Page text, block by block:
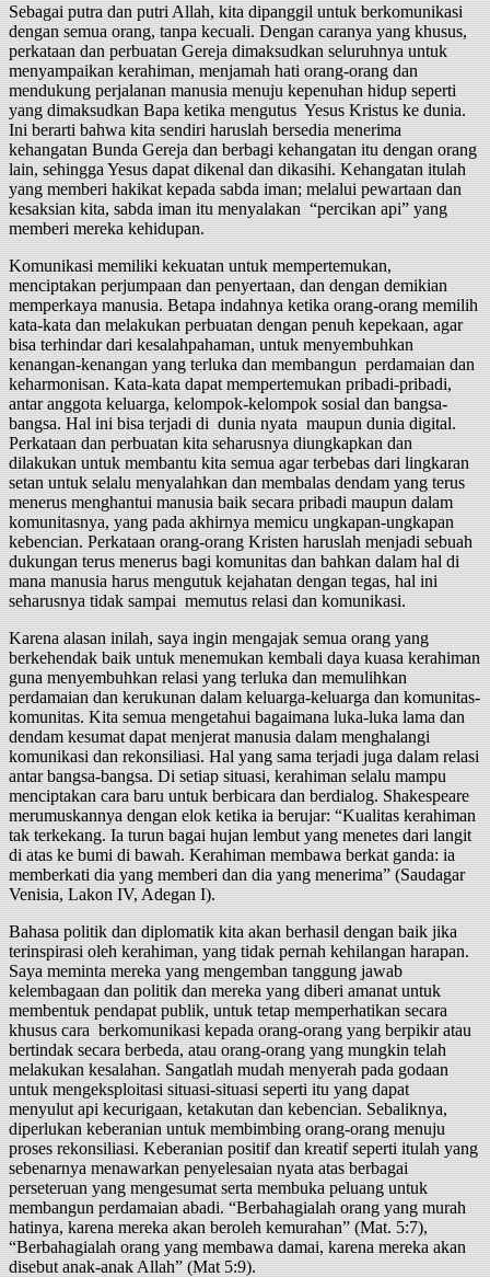
Sebagai putra dan putri Allah, kita dipanggil untuk berkomunikasi
dengan semua orang, tanpa kecuali. Dengan caranya yang khusus,
perkataan dan perbuatan Gereja dimaksudkan seluruhnya untuk
menyampaikan kerahiman, menjamah hati orang-orang dan
mendukung perjalanan manusia menuju kepenuhan hidup seperti
yang dimaksudkan Bapa ketika mengutus Yesus Kristus ke dunia.
Ini berarti bahwa kita sendiri haruslah bersedia menerima
kehangatan Bunda Gereja dan berbagi kehangatan itu dengan orang
lain, sehingga Yesus dapat dikenal dan dikasihi. Kehangatan itulah
yang memberi hakikat kepada sabda iman; melalui pewartaan dan
kesaksian kita, sabda iman itu menyalakan “percikan api” yang
memberi mereka kehidupan.
Komunikasi memiliki kekuatan untuk mempertemukan,
menciptakan perjumpaan dan penyertaan, dan dengan demikian
memperkaya manusia. Betapa indahnya ketika orang-orang memilih
kata-kata dan melakukan perbuatan dengan penuh kepekaan, agar
bisa terhindar dari kesalahpahaman, untuk menyembuhkan
kenangan-kenangan yang terluka dan membangun perdamaian dan
keharmonisan. Kata-kata dapat mempertemukan pribadi-pribadi,
antar anggota keluarga, kelompok-kelompok sosial dan bangsa-
bangsa. Hal ini bisa terjadi di dunia nyata maupun dunia digital.
Perkataan dan perbuatan kita seharusnya diungkapkan dan
dilakukan untuk membantu kita semua agar terbebas dari lingkaran
setan untuk selalu menyalahkan dan membalas dendam yang terus
menerus menghantui manusia baik secara pribadi maupun dalam
komunitasnya, yang pada akhirnya memicu ungkapan-ungkapan
kebencian. Perkataan orang-orang Kristen haruslah menjadi sebuah
dukungan terus menerus bagi komunitas dan bahkan dalam hal di
mana manusia harus mengutuk kejahatan dengan tegas, hal ini
seharusnya tidak sampai memutus relasi dan komunikasi.
Karena alasan inilah, saya ingin mengajak semua orang yang
berkehendak baik untuk menemukan kembali daya kuasa kerahiman
guna menyembuhkan relasi yang terluka dan memulihkan
perdamaian dan kerukunan dalam keluarga-keluarga dan komunitas-
komunitas. Kita semua mengetahui bagaimana luka-luka lama dan
dendam kesumat dapat menjerat manusia dalam menghalangi
komunikasi dan rekonsiliasi. Hal yang sama terjadi juga dalam relasi
antar bangsa-bangsa. Di setiap situasi, kerahiman selalu mampu
menciptakan cara baru untuk berbicara dan berdialog. Shakespeare
merumuskannya dengan elok ketika ia berujar: “Kualitas kerahiman
tak terkekang. Ia turun bagai hujan lembut yang menetes dari langit
di atas ke bumi di bawah. Kerahiman membawa berkat ganda: ia
memberkati dia yang memberi dan dia yang menerima” (Saudagar
Venisia, Lakon IV, Adegan I).
Bahasa politik dan diplomatik kita akan berhasil dengan baik jika
terinspirasi oleh kerahiman, yang tidak pernah kehilangan harapan.
Saya meminta mereka yang mengemban tanggung jawab
kelembagaan dan politik dan mereka yang diberi amanat untuk
membentuk pendapat publik, untuk tetap memperhatikan secara
khusus cara berkomunikasi kepada orang-orang yang berpikir atau
bertindak secara berbeda, atau orang-orang yang mungkin telah
melakukan kesalahan. Sangatlah mudah menyerah pada godaan
untuk mengeksploitasi situasi-situasi seperti itu yang dapat
menyulut api kecurigaan, ketakutan dan kebencian. Sebaliknya,
diperlukan keberanian untuk membimbing orang-orang menuju
proses rekonsiliasi. Keberanian positif dan kreatif seperti itulah yang
sebenarnya menawarkan penyelesaian nyata atas berbagai
perseteruan yang mengesumat serta membuka peluang untuk
membangun perdamaian abadi. “Berbahagialah orang yang murah
hatinya, karena mereka akan beroleh kemurahan” (Mat. 5:7),
“Berbahagialah orang yang membawa damai, karena mereka akan
disebut anak-anak Allah” (Mat 5:9).